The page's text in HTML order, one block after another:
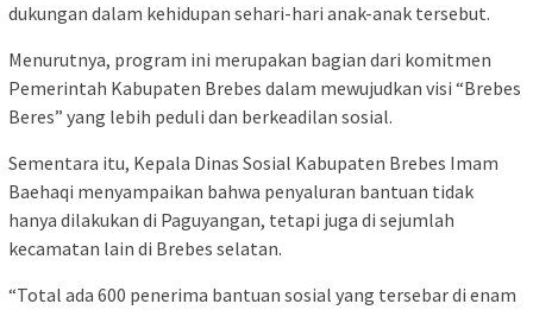
dukungan dalam kehidupan sehari-hari anak-anak tersebut.
Menurutnya, program ini merupakan bagian dari komitmen
Pemerintah Kabupaten Brebes dalam mewujudkan visi “Brebes
Beres” yang lebih peduli dan berkeadilan sosial.
Sementara itu, Kepala Dinas Sosial Kabupaten Brebes Imam
Baehaqi menyampaikan bahwa penyaluran bantuan tidak
hanya dilakukan di Paguyangan, tetapi juga di sejumlah
kecamatan lain di Brebes selatan.
“Total ada 600 penerima bantuan sosial yang tersebar di enam